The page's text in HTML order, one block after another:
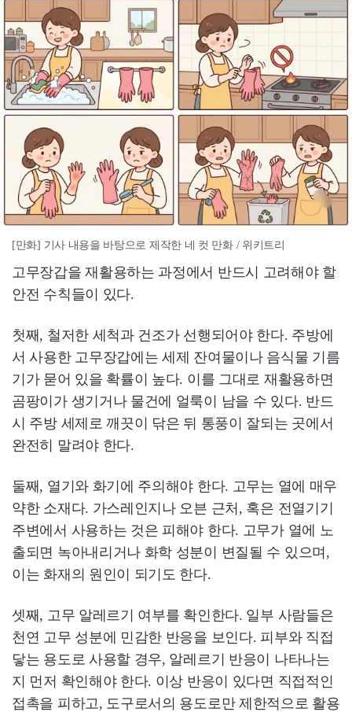
[만화] 기사 내용을 바탕으로 제작한 네 컷 만화 / 위키트리
고무장갑을 재활용하는 과정에서 반드시 고려해야 할
안전 수칙들이 있다.
첫째, 철저한 세척과 건조가 선행되어야 한다. 주방에
서 사용한 고무장갑에는 세제 잔여물이나 음식물 기름
기가 묻어 있을 확률이 높다. 이를 그대로 재활용하면
곰팡이가 생기거나 물건에 얼룩이 남을 수 있다. 반드
시 주방 세제로 깨끗이 닦은 뒤 통풍이 잘되는 곳에서
완전히 말려야 한다.
둘째, 열기와 화기에 주의해야 한다. 고무는 열에 매우
약한 소재다. 가스레인지나 오븐 근처, 혹은 전열기기
주변에서 사용하는 것은 피해야 한다. 고무가 열에 노
출되면 녹아내리거나 화학 성분이 변질될 수 있으며,
이는 화재의 원인이 되기도 한다.
셋째, 고무 알레르기 여부를 확인한다. 일부 사람들은
천연 고무 성분에 민감한 반응을 보인다. 피부와 직접
닿는 용도로 사용할 경우, 알레르기 반응이 나타나는
지 먼저 확인해야 한다. 이상 반응이 있다면 직접적인
접촉을 피하고, 도구로서의 용도로만 제한적으로 활용